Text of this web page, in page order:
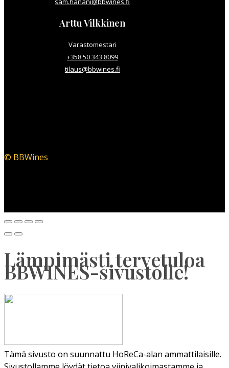
Arttu Vilkkinen
Varastomestari
+358 50 343 8099
tilaus@bbwines.fi
© BBWines
Lämpimästi tervetuloa
BBWINES-sivustolle!
Tämä sivusto on suunnattu HoReCa-alan ammattilaisille.